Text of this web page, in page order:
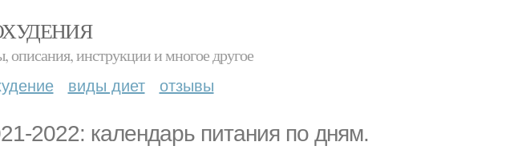
описания, инструкции и многое другое
виды диет отзывы
2022: календарь питания по дням.